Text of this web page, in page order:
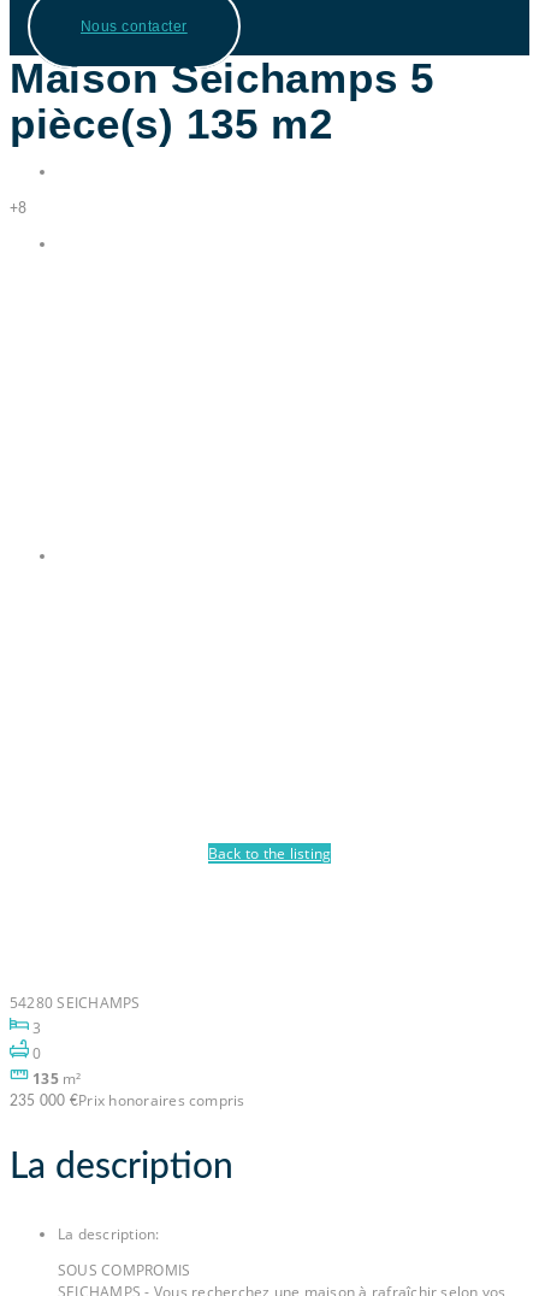
Nous contacter
Maison Seichamps 5
pièce(s) 135 m2
+8
Back to the listing
54280 SEICHAMPS
3
0
135 m²
235 000 €Prix honoraires compris
La description
La description:
SOUS COMPROMIS